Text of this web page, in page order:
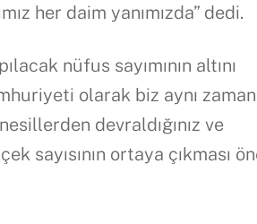
her daim yanımızda” dedi.
nüfus sayımının altını
olarak biz aynı
devraldığınız ve
sayısının ortaya çıkması